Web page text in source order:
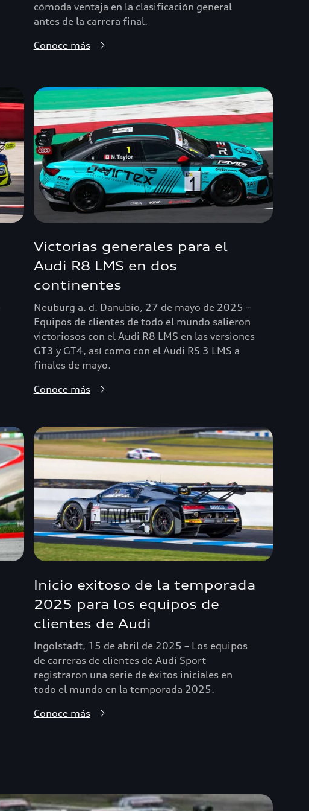
cómoda ventaja en la clasificación general
antes de la carrera final.
Conoce más
Victorias generales para el
Audi R8 LMS en dos
continentes
Neuburg a. d. Danubio, 27 de mayo de 2025 –
Equipos de clientes de todo el mundo salieron
victoriosos con el Audi R8 LMS en las versiones
GT3 y GT4, así como con el Audi RS 3 LMS a
finales de mayo.
Conoce más
Inicio exitoso de la temporada
2025 para los equipos de
clientes de Audi
Ingolstadt, 15 de abril de 2025 – Los equipos
de carreras de clientes de Audi Sport
registraron una serie de éxitos iniciales en
todo el mundo en la temporada 2025.
Conoce más